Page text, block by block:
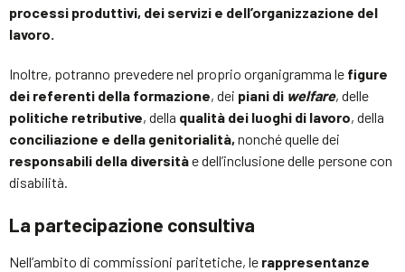
processi produttivi, dei servizi e dell’organizzazione del
lavoro.
Inoltre, potranno prevedere nel proprio organigramma le figure
dei referenti della formazione, dei piani di welfare, delle
politiche retributive, della qualità dei luoghi di lavoro, della
conciliazione e della genitorialità, nonché quelle dei
responsabili della diversitàe dell’inclusione delle persone con
disabilità.
La partecipazione consultiva
Nell’ambito di commissioni paritetiche, le rappresentanze